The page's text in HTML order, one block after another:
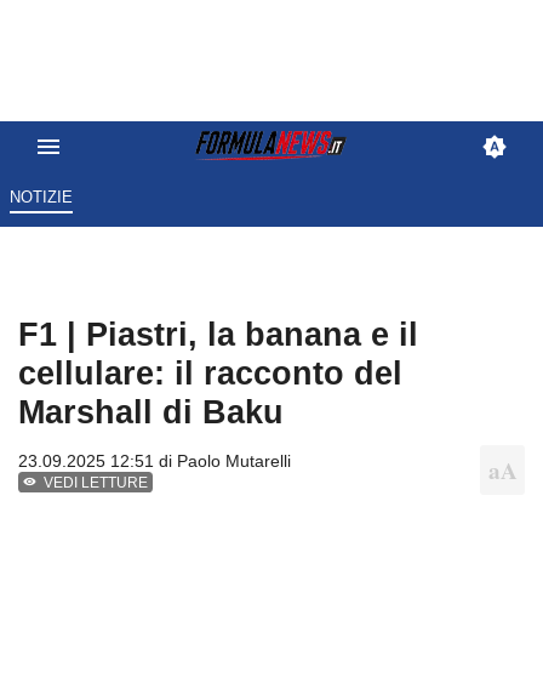
NOTIZIE
F1 | Piastri, la banana e il
cellulare: il racconto del
Marshall di Baku
23.09.2025 12:51 di Paolo Mutarelli
VEDI LETTURE